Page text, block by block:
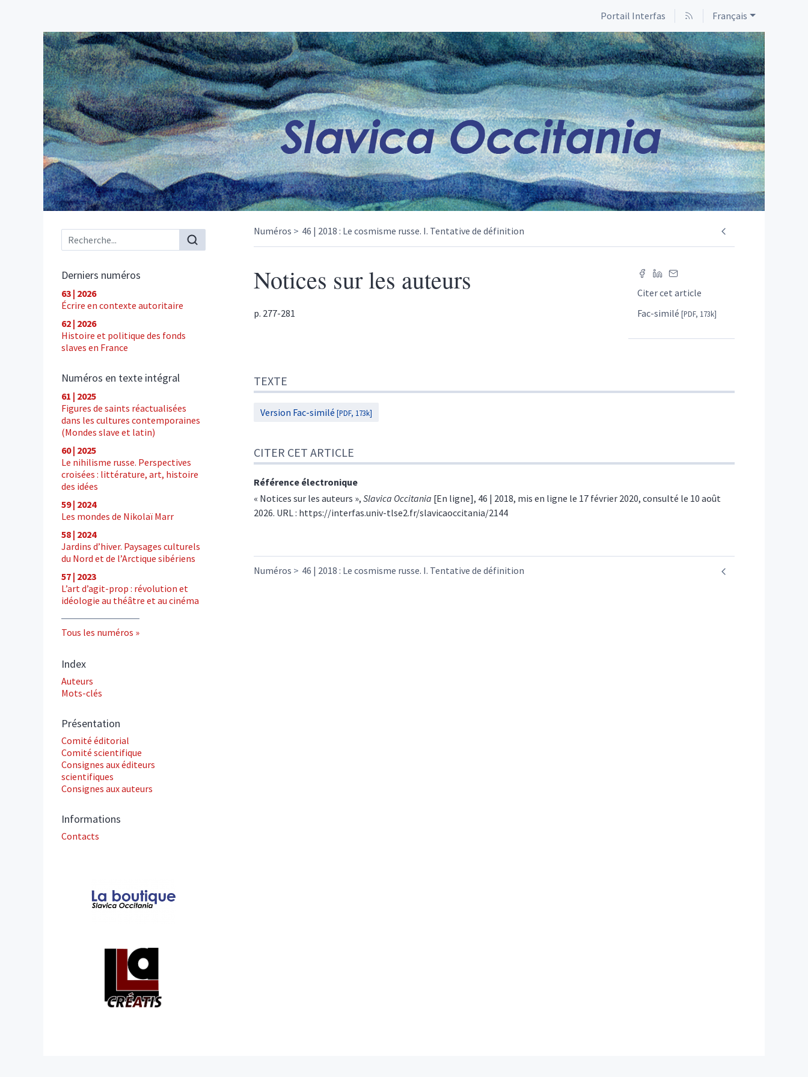
Portail Interfas Français
Menu principal
Derniers numéros
63 | 2026
Écrire en contexte autoritaire
62 | 2026
Histoire et politique des fonds
slaves en France
Numéros en texte intégral
61 | 2025
Figures de saints réactualisées
dans les cultures contemporaines
(Mondes slave et latin)
60 | 2025
Le nihilisme russe. Perspectives
croisées : littérature, art, histoire
des idées
59 | 2024
Les mondes de Nikolaï Marr
58 | 2024
Jardins d’hiver. Paysages culturels
du Nord et de l’Arctique sibériens
57 | 2023
L’art d’agit-prop : révolution et
idéologie au théâtre et au cinéma
Tous les numéros
Index
Auteurs
Mots-clés
Présentation
Comité éditorial
Comité scientifique
Consignes aux éditeurs
scientifiques
Consignes aux auteurs
Informations
Contacts
Numéros 46 | 2018 : Le cosmisme russe. I. Tentative de définition
Citer cet article
Fac-similé [PDF, 173k]
Notices sur les auteurs
p. 277-281
Citer cet article
TEXTE
Version Fac-similé [PDF, 173k]
CITER CET ARTICLE
Référence électronique
« Notices sur les auteurs », Slavica Occitania [En ligne], 46 | 2018, mis en ligne le 17 février 2020, consulté le 10 août
2026. URL : https://interfas.univ-tlse2.fr/slavicaoccitania/2144
Numéros 46 | 2018 : Le cosmisme russe. I. Tentative de définition